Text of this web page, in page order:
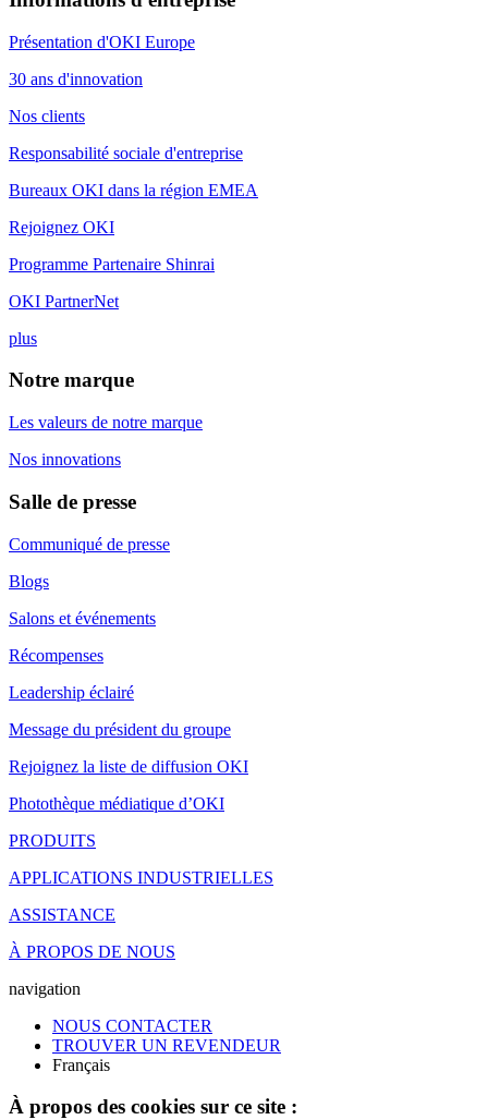
Présentation d'OKI Europe
30 ans d'innovation
Nos clients
Responsabilité sociale d'entreprise
Bureaux OKI dans la région EMEA
Rejoignez OKI
Programme Partenaire Shinrai
OKI PartnerNet
plus
Notre marque
Les valeurs de notre marque
Nos innovations
Salle de presse
Communiqué de presse
Blogs
Salons et événements
Récompenses
Leadership éclairé
Message du président du groupe
Rejoignez la liste de diffusion OKI
Photothèque médiatique d’OKI
PRODUITS
APPLICATIONS INDUSTRIELLES
ASSISTANCE
À PROPOS DE NOUS
navigation
NOUS CONTACTER
TROUVER UN REVENDEUR
Français
À propos des cookies sur ce site :